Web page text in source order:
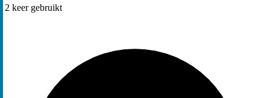
2 keer gebruikt